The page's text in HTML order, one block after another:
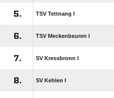
5. TSV Tettnang I
6. TSV Meckenbeuren I
7. SV Kressbronn I
8. SV Kehlen I